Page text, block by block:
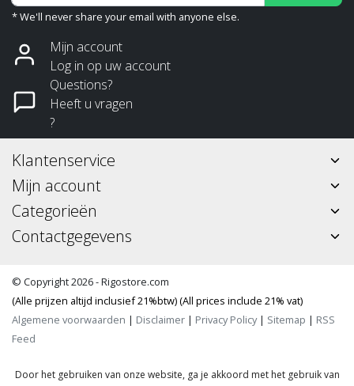
* We'll never share your email with anyone else.
Mijn account
Log in op uw account
Questions?
Heeft u vragen
?
Klantenservice
Mijn account
Categorieën
Contactgegevens
© Copyright 2026 - Rigostore.com
(Alle prijzen altijd inclusief 21%btw) (All prices include 21% vat)
Algemene voorwaarden | Disclaimer | Privacy Policy| Sitemap | RSS
Feed
Door het gebruiken van onze website, ga je akkoord met het gebruik van